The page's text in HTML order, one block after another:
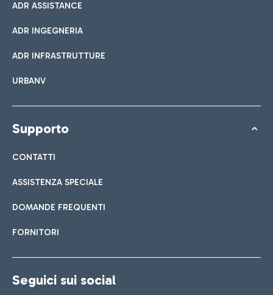
ADR ASSISTANCE
ADR INGEGNERIA
ADR INFRASTRUTTURE
URBANV
Supporto
CONTATTI
ASSISTENZA SPECIALE
DOMANDE FREQUENTI
FORNITORI
Seguici sui social